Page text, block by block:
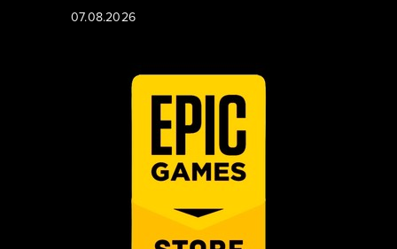
07.08.2026